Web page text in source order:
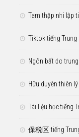
Tam thập nhi lập
Tiktok tiếng Trung
Ngôn bất do
Hữu duyên thiên
Tài liệu học tiếng
保税区 tiếng